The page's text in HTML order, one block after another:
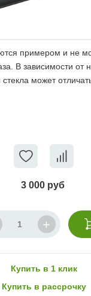
примером и не
В зависимости от
может
3 000 руб
Купить в 1 клик
Купить в рассрочку